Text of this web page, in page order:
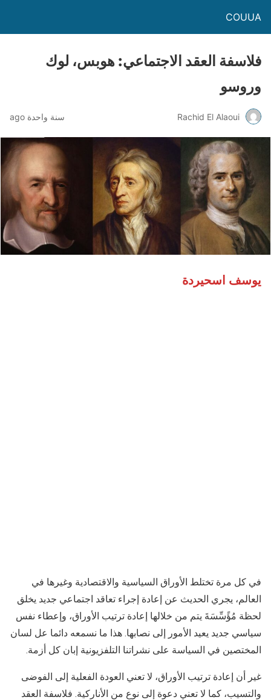
COUUA
فلاسفة العقد الاجتماعي: هوبس، لوك
وروسو
Rachid El Alaoui سنة واحدة ago
يوسف اسحيردة
في كل مرة تختلط الأوراق السياسية والاقتصادية وغيرها في
العالم، يجري الحديث عن إعادة إجراء تعاقد اجتماعي جديد يخلق
لحظة مُؤًسِّسَةَ يتم من خلالها إعادة ترتيب الأوراق، وإعطاء نفس
سياسي جديد يعيد الأمور إلى نصابها. هذا ما نسمعه دائما عل لسان
المختصين في السياسة على نشراتنا التلفزيونية إبان كل أزمة.
غير أن إعادة ترتيب الأوراق، لا تعني العودة الفعلية إلى الفوضى
والتسيب، كما لا تعني دعوة إلى نوع من الأناركية. فلاسفة العقد